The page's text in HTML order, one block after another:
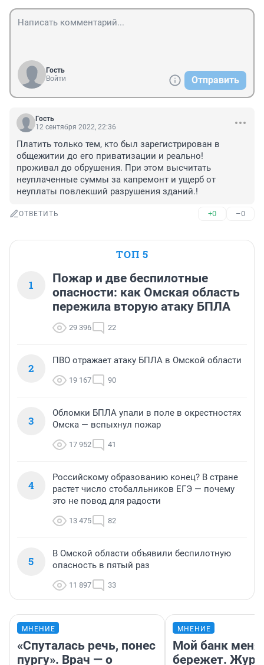
Гость
Войти
Отправить
Гость
12 сентября 2022, 22:36
Платить только тем, кто был зарегистрирован в
общежитии до его приватизации и реально!
проживал до обрушения. При этом высчитать
неуплаченные суммы за капремонт и ущерб от
неуплаты повлекший разрушения зданий.!
ОТВЕТИТЬ +0 –0
ТОП 5
1
Пожар и две беспилотные
опасности: как Омская область
пережила вторую атаку БПЛА
29 396 22
2
ПВО отражает атаку БПЛА в Омской области
19 167 90
3
Обломки БПЛА упали в поле в окрестностях
Омска — вспыхнул пожар
17 952 41
4
Российскому образованию конец? В стране
растет число стобалльников ЕГЭ — почему
это не повод для радости
13 475 82
5
В Омской области объявили беспилотную
опасность в пятый раз
11 897 33
МНЕНИЕ
«Спуталась речь, понес
пургу». Врач — о
МНЕНИЕ
Мой банк меня
бережет.